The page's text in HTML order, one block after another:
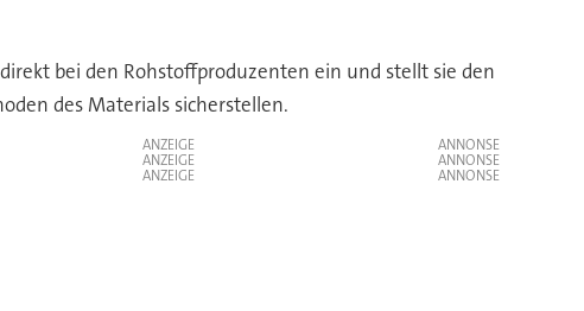
bei den Rohstoffproduzenten ein und stellt sie den
des Materials sicherstellen.
ANZEIGE
ANZEIGE
ANZEIGE